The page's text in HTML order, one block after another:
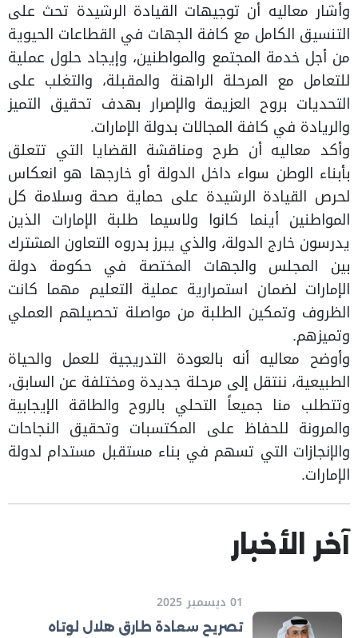
وأشار معاليه أن توجيهات القيادة الرشيدة تحث على
التنسيق الكامل مع كافة الجهات في القطاعات الحيوية
من أجل خدمة المجتمع والمواطنين، وإيجاد حلول عملية
للتعامل مع المرحلة الراهنة والمقبلة، والتغلب على
التحديات بروح العزيمة والإصرار بهدف تحقيق التميز
والريادة في كافة المجالات بدولة الإمارات.
وأكد معاليه أن طرح ومناقشة القضايا التي تتعلق
بأبناء الوطن سواء داخل الدولة أو خارجها هو انعكاس
لحرص القيادة الرشيدة على حماية صحة وسلامة كل
المواطنين أينما كانوا ولاسيما طلبة الإمارات الذين
يدرسون خارج الدولة، والذي يبرز بدروه التعاون المشترك
بين المجلس والجهات المختصة في حكومة دولة
الإمارات لضمان استمرارية عملية التعليم مهما كانت
الظروف وتمكين الطلبة من مواصلة تحصيلهم العملي
وتميزهم.
وأوضح معاليه أنه بالعودة التدريجية للعمل والحياة
الطبيعية، ننتقل إلى مرحلة جديدة ومختلفة عن السابق،
وتتطلب منا جميعاً التحلي بالروح والطاقة الإيجابية
والمرونة للحفاظ على المكتسبات وتحقيق النجاحات
والإنجازات التي تسهم في بناء مستقبل مستدام لدولة
الإمارات.
آخر الأخبار
01 ديسمبر 2025
تصريح سعادة طارق هلال لوتاه